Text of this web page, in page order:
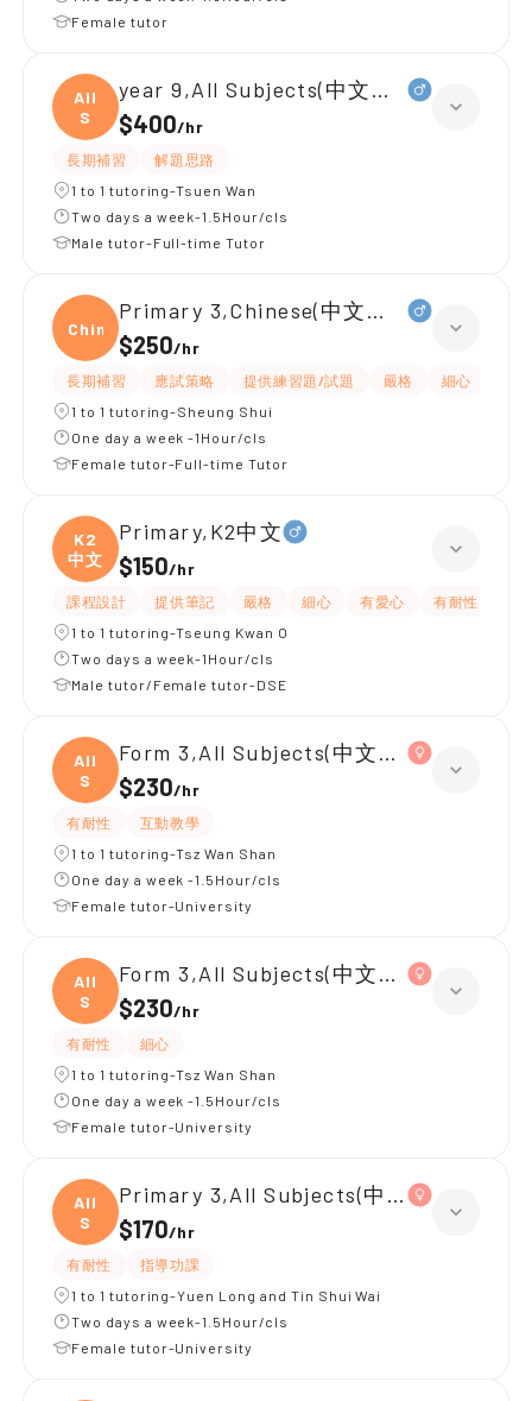
Female tutor
All
S
year 9,All Subjects(中文英文)
$400/hr
長期補習
解題思路
1 to 1 tutoring-Tsuen Wan
Two days a week-1.5Hour/cls
Male tutor-Full-time Tutor
Chine
Primary 3,Chinese(中文寫作為主)
$250/hr
長期補習 應試策略 提供練習題/試題 嚴格 細心
1 to 1 tutoring-Sheung Shui
One day a week -1Hour/cls
Female tutor-Full-time Tutor
K2
中文
Primary,K2中文
$150/hr
課程設計 提供筆記 嚴格 細心 有愛心
有耐性
1 to 1 tutoring-Tseung Kwan O
Two days a week-1Hour/cls
Male tutor/Female tutor-DSE
All
S
Form 3,All Subjects(中文英文)
$230/hr
有耐性
互動教學
1 to 1 tutoring-Tsz Wan Shan
One day a week -1.5Hour/cls
Female tutor-University
All
S
Form 3,All Subjects(中文英文)
$230/hr
有耐性
細心
1 to 1 tutoring-Tsz Wan Shan
One day a week -1.5Hour/cls
Female tutor-University
All
S
Primary 3,All Subjects(中文數學)
$170/hr
有耐性
指導功課
1 to 1 tutoring-Yuen Long and Tin Shui Wai
Two days a week-1.5Hour/cls
Female tutor-University